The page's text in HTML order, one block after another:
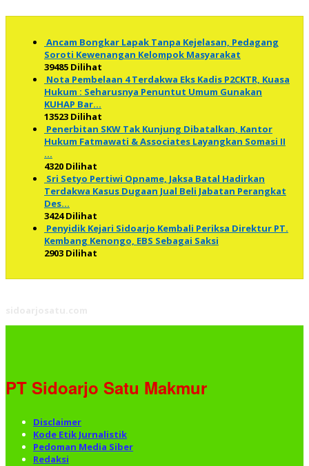
Ancam Bongkar Lapak Tanpa Kejelasan, Pedagang
Soroti Kewenangan Kelompok Masyarakat
39485 Dilihat
Nota Pembelaan 4 Terdakwa Eks Kadis P2CKTR, Kuasa
Hukum : Seharusnya Penuntut Umum Gunakan
KUHAP Bar…
13523 Dilihat
Penerbitan SKW Tak Kunjung Dibatalkan, Kantor
Hukum Fatmawati & Associates Layangkan Somasi II
…
4320 Dilihat
Sri Setyo Pertiwi Opname, Jaksa Batal Hadirkan
Terdakwa Kasus Dugaan Jual Beli Jabatan Perangkat
Des…
3424 Dilihat
Penyidik Kejari Sidoarjo Kembali Periksa Direktur PT.
Kembang Kenongo, EBS Sebagai Saksi
2903 Dilihat
PT Sidoarjo Satu Makmur
Disclaimer
Kode Etik Jurnalistik
Pedoman Media Siber
Redaksi